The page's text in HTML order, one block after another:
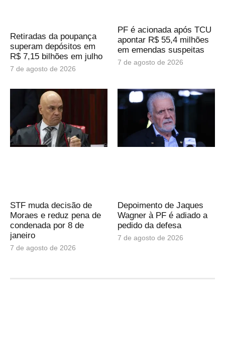
Retiradas da poupança
superam depósitos em
R$ 7,15 bilhões em julho
7 de agosto de 2026
PF é acionada após TCU
apontar R$ 55,4 milhões
em emendas suspeitas
7 de agosto de 2026
STF muda decisão de
Moraes e reduz pena de
condenada por 8 de
janeiro
7 de agosto de 2026
Depoimento de Jaques
Wagner à PF é adiado a
pedido da defesa
7 de agosto de 2026